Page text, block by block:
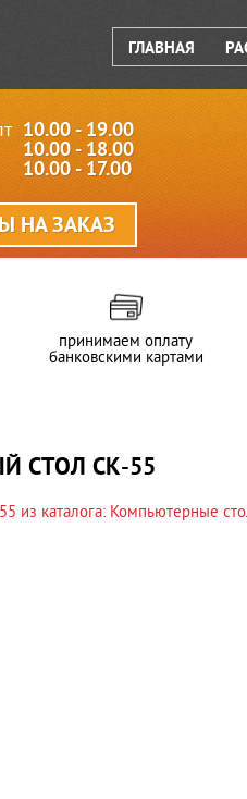
ГЛАВНАЯ
10.00 - 19.00
10.00 - 18.00
10.00 - 17.00
НА ЗАКАЗ
принимаем оплату
банковскими картами
СТОЛ СК-55